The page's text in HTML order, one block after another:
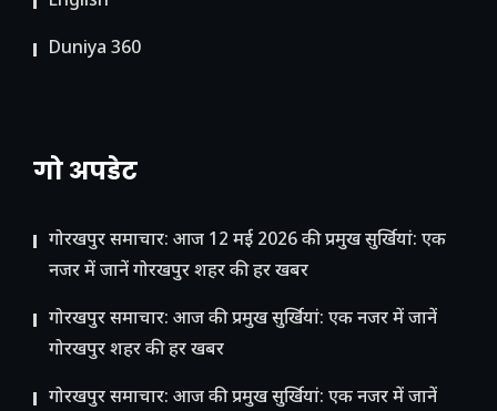
Duniya 360
गो अपडेट
गोरखपुर समाचार: आज 12 मई 2026 की प्रमुख सुर्खियां: एक
नजर में जानें गोरखपुर शहर की हर खबर
गोरखपुर समाचार: आज की प्रमुख सुर्खियां: एक नजर में जानें
गोरखपुर शहर की हर खबर
गोरखपुर समाचार: आज की प्रमुख सुर्खियां: एक नजर में जानें